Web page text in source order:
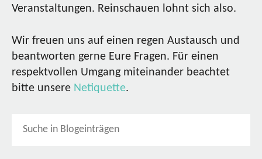
Veranstaltungen. Reinschauen lohnt sich also.
Wir freuen uns auf einen regen Austausch und
beantworten gerne Eure Fragen. Für einen
respektvollen Umgang miteinander beachtet
bitte unsere Netiquette.